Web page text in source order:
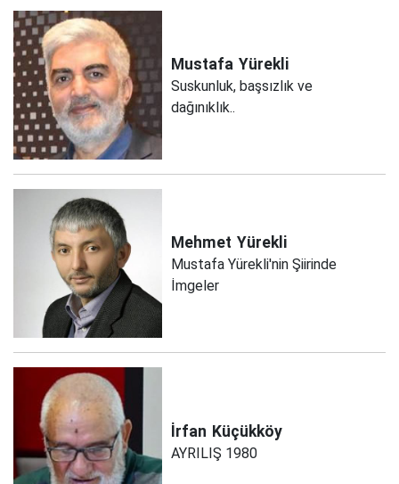
Mustafa Yürekli
Suskunluk, başsızlık ve
dağınıklık..
Mehmet Yürekli
Mustafa Yürekli'nin Şiirinde
İmgeler
İrfan Küçükköy
AYRILIŞ 1980